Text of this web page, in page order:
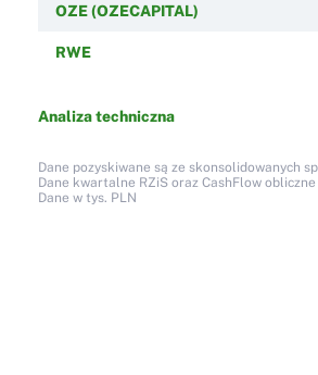
OZE (OZECAPITAL)
RWE
Analiza techniczna
Dane pozyskiwane są ze skonsolidowanych
Dane kwartalne RZiS oraz CashFlow
Dane w tys. PLN